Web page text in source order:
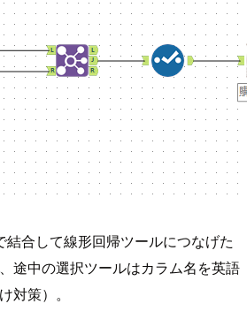
合して線形回帰ツールにつなげた
途中の選択ツールはカラム名を英語
対策）。